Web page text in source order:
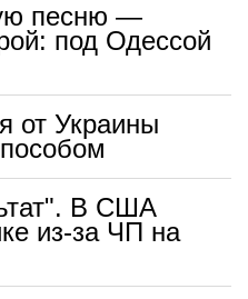
песню —
под Одессой
от Украины
В США
из-за ЧП на